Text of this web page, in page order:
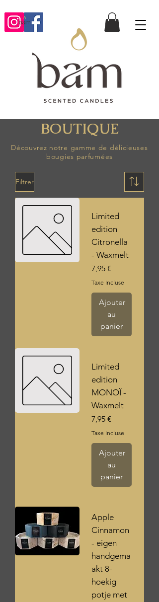
BOUTIQUE
Découvrez notre gamme de délicieuses
bougies parfumées
Filtrer
Limited
edition
Citronella
- Waxmelt
Prix
7,95 €
Taxe Incluse
Ajouter
au
panier
Limited
edition
MONOÏ -
Waxmelt
Prix
7,95 €
Taxe Incluse
Ajouter
au
panier
Apple
Cinnamon
- eigen
handgema
akt 8-
hoekig
potje met